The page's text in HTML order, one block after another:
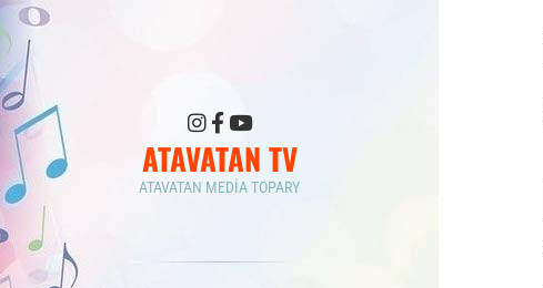
ATAVATAN TV
ATAVATAN MEDIA TOPARY